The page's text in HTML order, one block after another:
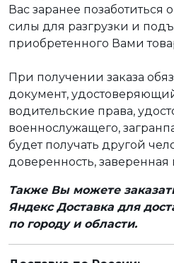
Вас заранее
силы для разгрузки и
приобретенного Вами
При получении заказа
документ,
водительские права,
военнослужащего,
будет получать другой
доверенность, заверенная
Также Вы можете
Яндекс Доставка для
по городу и области.